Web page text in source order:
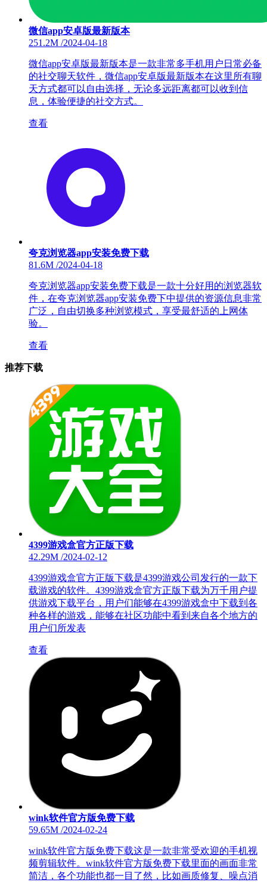
微信app安卓版最新版本
251.2M /2024-04-18
微信app安卓版最新版本是一款非常多手机用户日常必备
的社交聊天软件，微信app安卓版最新版本在这里所有聊
天方式都可以自由选择，无论多远距离都可以收到信
息，体验便捷的社交方式。
查看
夸克浏览器app安装免费下载
81.6M /2024-04-18
夸克浏览器app安装免费下载是一款十分好用的浏览器软
件，在夸克浏览器app安装免费下中提供的资源信息非常
广泛，自由切换多种浏览模式，享受最舒适的上网体
验。
查看
推荐下载
4399游戏盒官方正版下载
42.29M /2024-02-12
4399游戏盒官方正版下载是4399游戏公司发行的一款下
载游戏的软件。4399游戏盒官方正版下载为万千用户提
供游戏下载平台，用户们能够在4399游戏盒中下载到各
种各样的游戏，能够在社区功能中看到来自各个地方的
用户们所发表
查看
wink软件官方版免费下载
59.65M /2024-02-24
wink软件官方版免费下载这是一款非常受欢迎的手机视
频剪辑软件。wink软件官方版免费下载里面的画面非常
简洁，各个功能也都一目了然，比如画质修复、噪点消